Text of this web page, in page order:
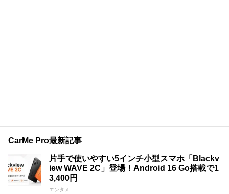
CarMe Pro最新記事
片手で使いやすい5インチ小型スマホ「Blackv
iew WAVE 2C」登場！Android 16 Go搭載で1
3,400円
エンタメ